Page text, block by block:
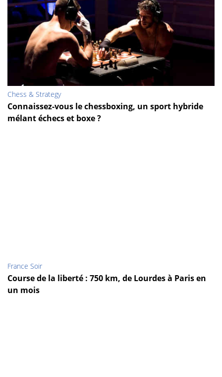
Chess & Strategy
Connaissez-vous le chessboxing, un sport hybride
mélant échecs et boxe ?
France Soir
Course de la liberté : 750 km, de Lourdes à Paris en
un mois